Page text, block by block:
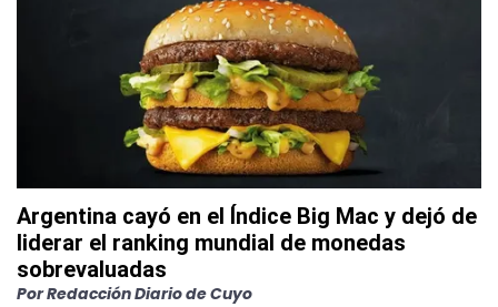
Argentina cayó en el Índice Big Mac y dejó de
liderar el ranking mundial de monedas
sobrevaluadas
PorRedacción Diario de Cuyo